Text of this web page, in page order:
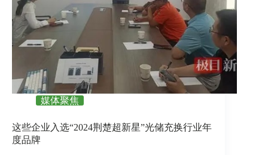
媒体聚焦
这些企业入选“2024荆楚超新星”光储充换行业年
度品牌